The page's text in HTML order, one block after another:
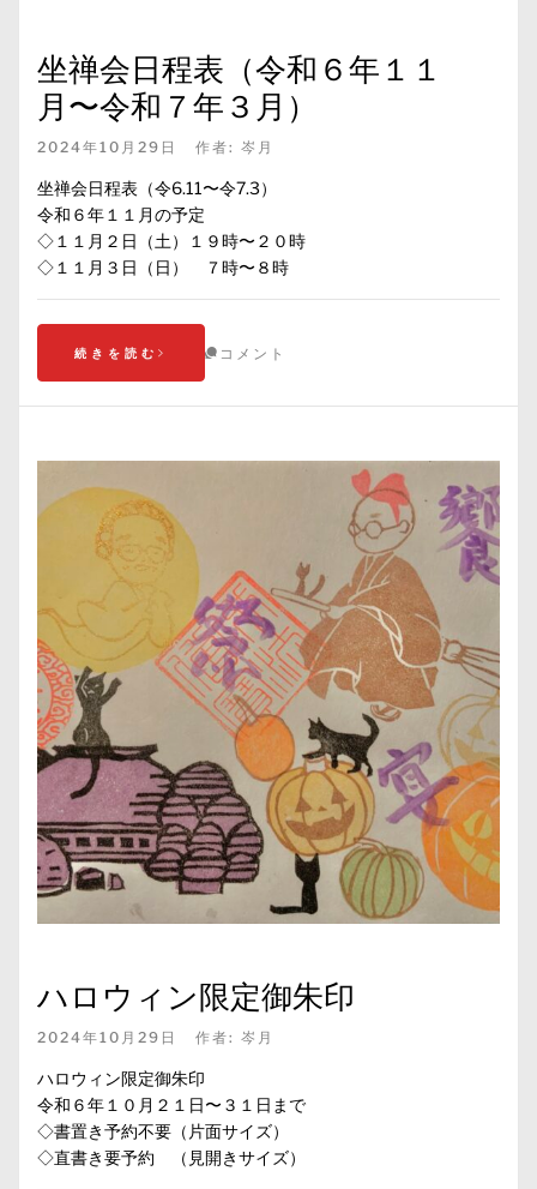
坐禅会日程表（令和６年１１
月〜令和７年３月）
2024年10月29日 作者: 岑月
坐禅会日程表（令6.11〜令7.3）
令和６年１１月の予定
◇１１月２日（土）１９時〜２０時
◇１１月３日（日） ７時〜８時
続きを読む コメント
ハロウィン限定御朱印
2024年10月29日 作者: 岑月
ハロウィン限定御朱印
令和６年１０月２１日〜３１日まで
◇書置き予約不要（片面サイズ）
◇直書き要予約 （見開きサイズ）